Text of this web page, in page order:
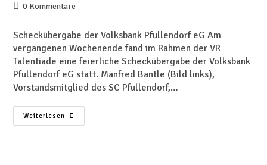
0 Kommentare
Scheckübergabe der Volksbank Pfullendorf eG Am
vergangenen Wochenende fand im Rahmen der VR
Talentiade eine feierliche Scheckübergabe der Volksbank
Pfullendorf eG statt. Manfred Bantle (Bild links),
Vorstandsmitglied des SC Pfullendorf,…
Weiterlesen